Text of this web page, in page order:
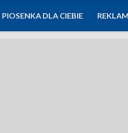
PIOSENKA DLA CIEBIE